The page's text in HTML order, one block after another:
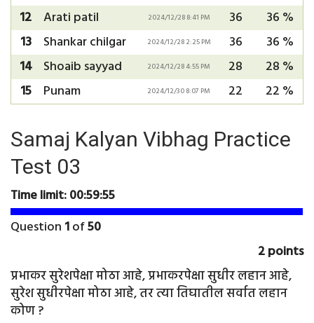
12 Arati patil 2024/12/28 8:41 PM 36
36 %
13
Shankar chilgar 2024/12/28 2:25 PM 36
36 %
14
Shoaib sayyad 2024/12/28 4:55 PM 28
28 %
15
Punam 2024/12/30 8:07 PM 22 22 %
Samaj Kalyan Vibhag Practice
Test 03
Time limit:00:59:54
Question 1of50
2 points
प्रभाकर सुरेशपेक्षा मोठा आहे, प्रभाकरपेक्षा सुधीर लहान आहे,
सुरेश सुधीरपेक्षा मोठा आहे, तर त्या तिघातील सर्वात लहान
कोण ?